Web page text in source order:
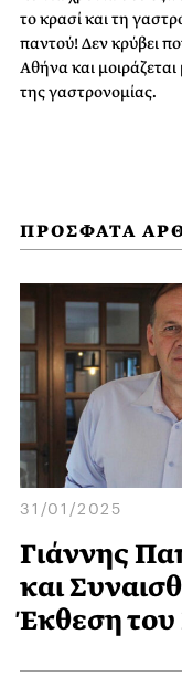
το κρασί και τη
παντού! Δεν κρύβει
Αθήνα και
της γαστρονομίας.
ΠΡΟΣΦΑΤΑ
31/01/2025
Γιάννης
και
Έκθεση